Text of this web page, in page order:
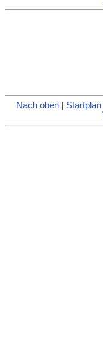
Nach oben| Startplan|